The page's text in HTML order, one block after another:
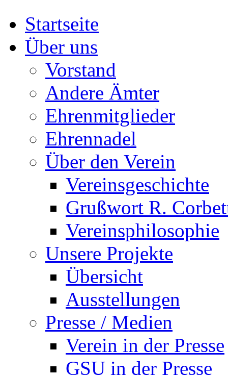
Startseite
Über uns
Vorstand
Andere Ämter
Ehrenmitglieder
Ehrennadel
Über den Verein
Vereinsgeschichte
Grußwort R.
Vereinsphilosophie
Unsere Projekte
Übersicht
Ausstellungen
Presse / Medien
Verein in der Presse
GSU in der Presse